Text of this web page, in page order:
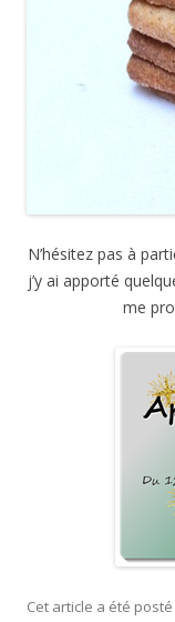
N’hésitez pas à
j’y ai apporté
me
Cet article a été